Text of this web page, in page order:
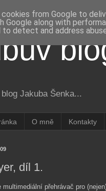
Jakuba Šenka...
O mně Kontakty
díl 1.
multimediální přehrávač pro
from Google to
Google along with
detect and address